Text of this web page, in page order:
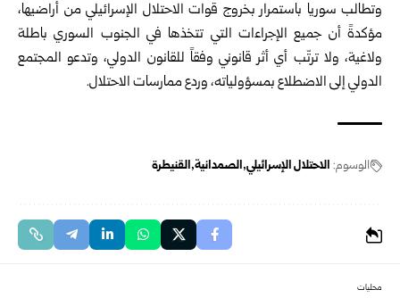
وتطالب سوريا باستمرار بخروج قوات الاحتلال الإسرائيلي من أراضيها،
مؤكدةً أن جميع الإجراءات التي تتخذها في الجنوب السوري باطلة
ولاغية، ولا ترتّب أي أثر قانوني وفقاً للقانون الدولي، وتدعو المجتمع
الدولي إلى الاضطلاع بمسؤولياته، وردع ممارسات الاحتلال.
الوسوم: الاحتلال الإسرائيلي الصمدانية القنيطرة
محليات